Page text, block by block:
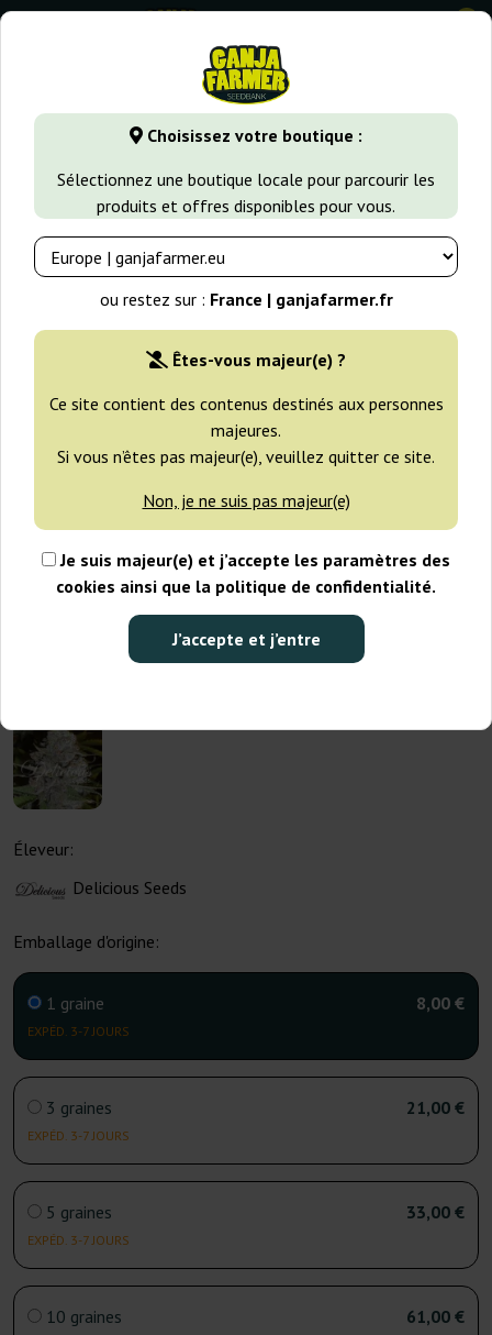
Choisissez votre boutique :
Sélectionnez une boutique locale pour parcourir les
produits et offres disponibles pour vous.
ou restez sur : France | ganjafarmer.fr
Êtes-vous majeur(e) ?
Ce site contient des contenus destinés aux personnes
majeures.
Si vous n’êtes pas majeur(e), veuillez quitter ce site.
Non, je ne suis pas majeur(e)
Je suis majeur(e) et j’accepte les paramètres des
cookies ainsi que la politique de confidentialité.
J’accepte et j’entre
0
GanjaFarmer.fr Types de Graines Graines de Cannabis
Éleveur:
Delicious Seeds
Emballage d'origine:
1 graine
EXPÉD. 3-7 JOURS
8,00 €
3 graines
EXPÉD. 3-7 JOURS
21,00 €
5 graines
EXPÉD. 3-7 JOURS
33,00 €
10 graines 61,00 €